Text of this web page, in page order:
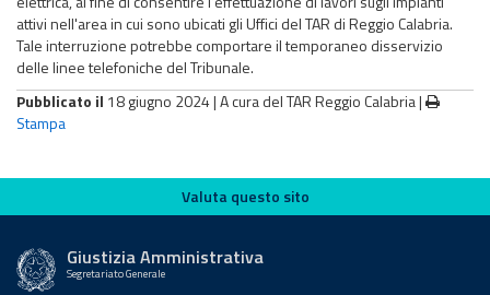
attivi nell'area in cui sono ubicati gli Uffici del TAR di Reggio Calabria.
Tale interruzione potrebbe comportare il temporaneo disservizio
delle linee telefoniche del Tribunale.
Pubblicato il 18 giugno 2024 |A cura del TAR Reggio Calabria|
Stampa
Valuta questo sito
Valuta questo sito
Giustizia Amministrativa
Segretariato Generale